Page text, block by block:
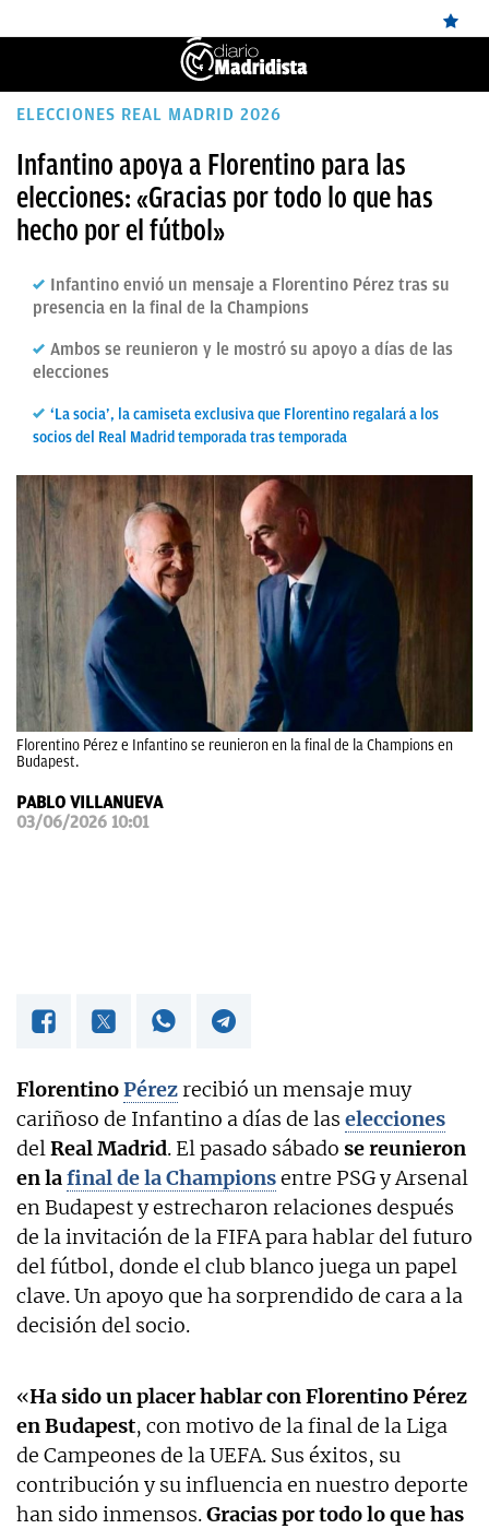
ÚLTIMAS
REAL
MADRID
CANTERA
FICHAJES
FEMENINO
PAPARAZZI
OKDIARIO
ELECCIONES REAL MADRID 2026
Infantino apoya a Florentino para las
elecciones: «Gracias por todo lo que has
hecho por el fútbol»
Infantino envió un mensaje a Florentino Pérez tras su
presencia en la final de la Champions
Ambos se reunieron y le mostró su apoyo a días de las
elecciones
‘La socia’, la camiseta exclusiva que Florentino regalará a los
socios del Real Madrid temporada tras temporada
Florentino Pérez e Infantino se reunieron en la final de la Champions en
Budapest.
PABLO VILLANUEVA
03/06/2026 10:01
FlorentinoPérezrecibió un mensaje muy
cariñoso de Infantino a días de las elecciones
delRealMadrid. El pasado sábado se reunieron
en lafinal de la Championsentre PSG y Arsenal
en Budapest y estrecharon relaciones después
de la invitación de la FIFA para hablar del futuro
del fútbol, donde el club blanco juega un papel
clave. Un apoyo que ha sorprendido de cara a la
decisión del socio.
«Ha sido un placer hablar con Florentino Pérez
en Budapest, con motivo de la final de la Liga
de Campeones de la UEFA. Sus éxitos, su
contribución y su influencia en nuestro deporte
han sido inmensos.Gracias por todo lo que has